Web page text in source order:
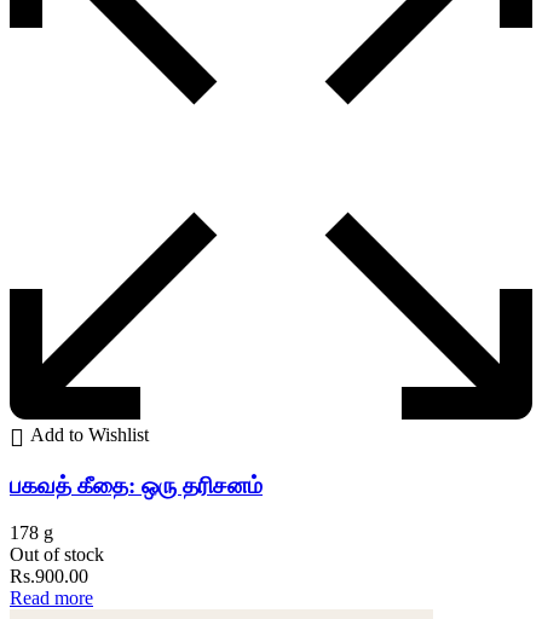
Add to Wishlist
பகவத் கீதை: ஒரு தரிசனம்
178 g
Out of stock
Rs.900.00
Read more